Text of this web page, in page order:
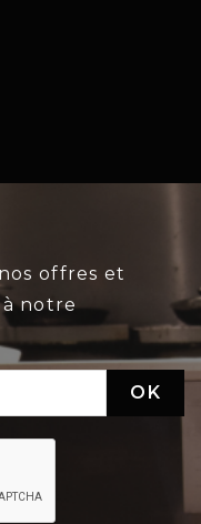
offres et
à notre